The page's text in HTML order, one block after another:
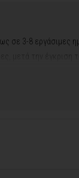
σε 3-8 εργάσιμες
ή καλοκαιρινών